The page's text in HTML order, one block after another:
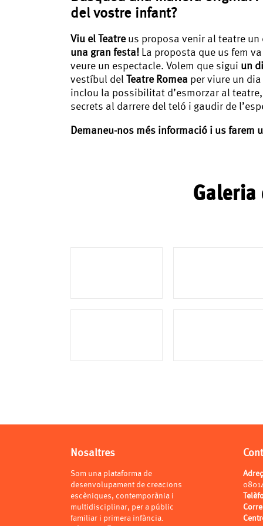
del vostre infant?
Viu el Teatreus proposa venir al teatre
una gran festa! La proposta que us fem
veure un espectacle. Volem que sigui un
vestíbul del Teatre Romea per viure un
inclou la possibilitat d’esmorzar al
secrets al darrere del teló i gaudir de
Demaneu-nos més informació i us farem
Galeria
Nosaltres
Som una plataforma de
desenvolupament de creacions
escèniques, contemporània i
multidisciplinar, per a públic
familiar i primera infància.